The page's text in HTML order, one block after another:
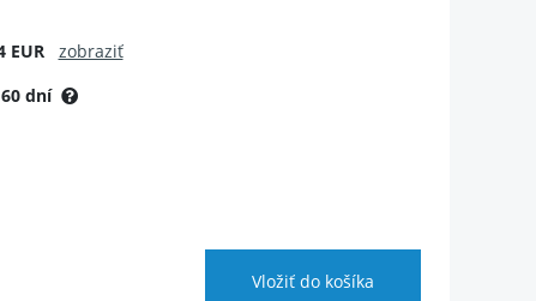
EUR
zobraziť
60 dní
Vložiť do košíka